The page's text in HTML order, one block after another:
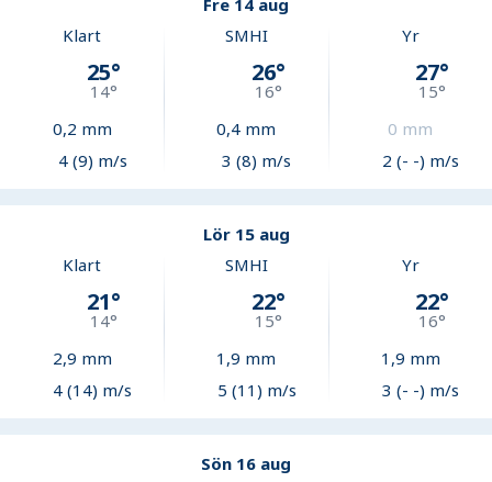
Fre 14 aug
Klart
25°
14°
0,2 mm
4 (9) m/s
SMHI
26°
16°
0,4 mm
3 (8) m/s
Yr
27°
15°
0 mm
2 (- -) m/s
Lör 15 aug
Klart
21°
14°
2,9 mm
4 (14) m/s
SMHI
22°
15°
1,9 mm
5 (11) m/s
Yr
22°
16°
1,9 mm
3 (- -) m/s
Sön 16 aug